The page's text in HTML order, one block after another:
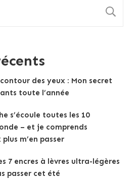
des yeux : Mon secret
toute l’année
s’écoule toutes les 10
– et je comprends
m’en passer
7 encres à lèvres ultra-légères
passer cet été